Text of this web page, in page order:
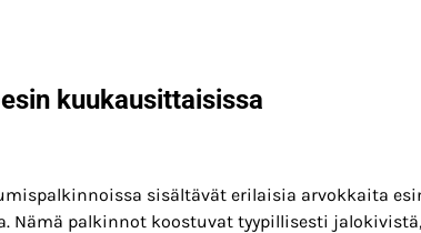
kuukausittaisissa
sisältävät erilaisia arvokkaita
Nämä palkinnot koostuvat tyypillisesti jalokivistä,